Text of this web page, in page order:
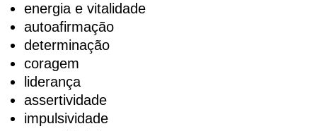
energia e vitalidade
autoafirmação
determinação
coragem
liderança
assertividade
impulsividade